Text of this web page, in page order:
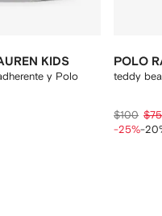
KIDS
y Polo
POLO
teddy
$100 $75
-25%-